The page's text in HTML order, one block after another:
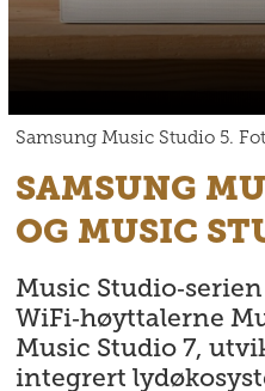
Samsung Music Studio 5.
SAMSUNG
OG MUSIC
Music
WiFi‑høyttalerne
Music Studio 7,
integrert